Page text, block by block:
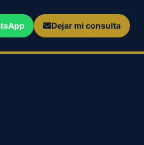
Dejar mi consulta